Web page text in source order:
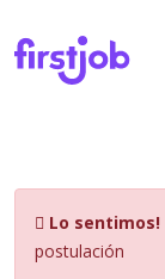
Lo sentimos!
postulación